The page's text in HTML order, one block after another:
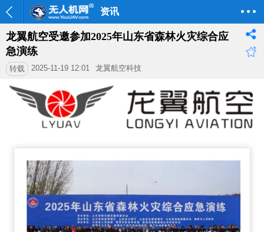
资讯
龙翼航空受邀参加2025年山东省森林火灾综合应
急演练
转载 2025-11-19 12:01 龙翼航空科技